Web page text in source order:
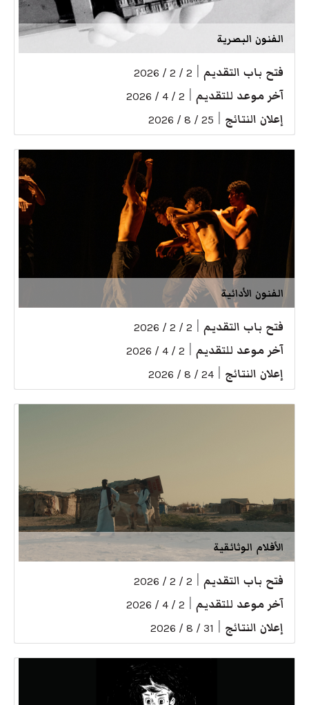
الفنون البصرية
فتح باب التقديم 2 / 2 / 2026
آخر موعد للتقديم 2 / 4 / 2026
إعلان النتائج 25 / 8 / 2026
الفنون الأدائية
فتح باب التقديم 2 / 2 / 2026
آخر موعد للتقديم 2 / 4 / 2026
إعلان النتائج 24 / 8 / 2026
الأفلام الوثائقية
فتح باب التقديم 2 / 2 / 2026
آخر موعد للتقديم 2 / 4 / 2026
إعلان النتائج 31 / 8 / 2026